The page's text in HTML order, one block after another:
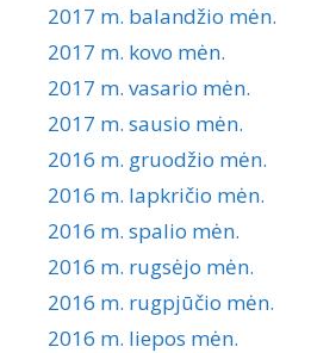
2017 m. balandžio mėn.
2017 m. kovo mėn.
2017 m. vasario mėn.
2017 m. sausio mėn.
2016 m. gruodžio mėn.
2016 m. lapkričio mėn.
2016 m. spalio mėn.
2016 m. rugsėjo mėn.
2016 m. rugpjūčio mėn.
2016 m. liepos mėn.